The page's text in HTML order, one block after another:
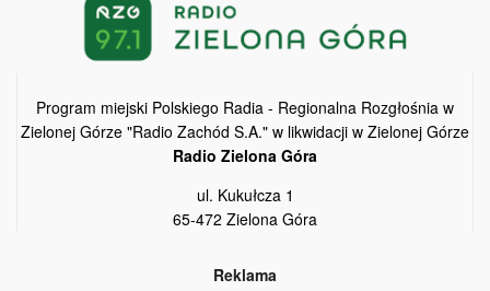
Program miejski Polskiego Radia - Regionalna Rozgłośnia w
Zielonej Górze "Radio Zachód S.A." w likwidacji w Zielonej Górze
Radio Zielona Góra
ul. Kukułcza 1
65-472 Zielona Góra
Reklama